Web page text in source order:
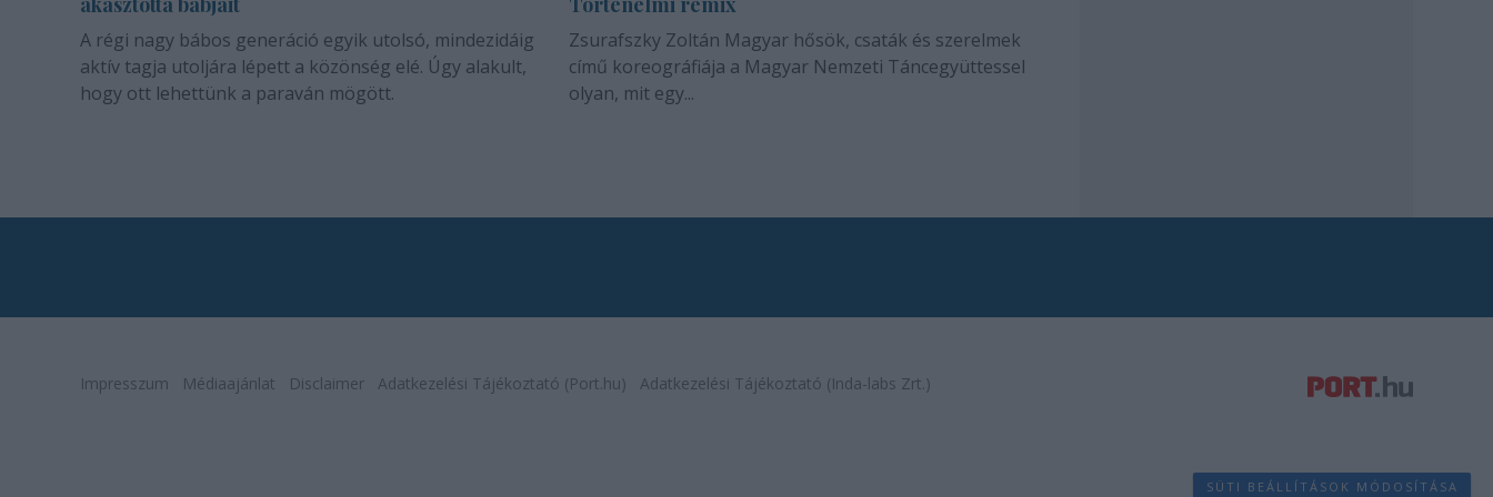
A régi nagy bábos generáció egyik utolsó, mindezidáig
aktív tagja utoljára lépett a közönség elé. Úgy alakult,
hogy ott lehettünk a paraván mögött.
Zsurafszky Zoltán Magyar hősök, csaták és szerelmek
című koreográfiája a Magyar Nemzeti Táncegyüttessel
olyan, mit egy...
Impresszum Médiaajánlat Disclaimer Adatkezelési Tájékoztató (Port.hu) Adatkezelési Tájékoztató (Inda-labs Zrt.)
SÜTI BEÁLLÍTÁSOK MÓDOSÍTÁSA